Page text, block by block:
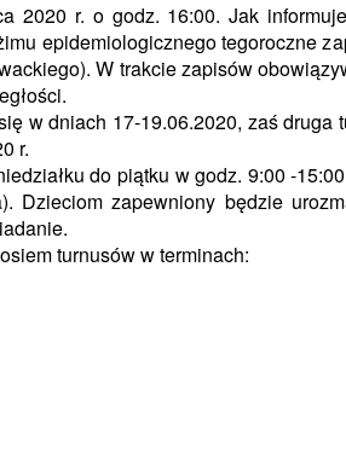
2020 r. o godz. 16:00. Jak
epidemiologicznego tegoroczne
W trakcie zapisów
w dniach 17-19.06.2020, zaś
r.
do piątku w godz. 9:00 -
Dzieciom zapewniony będzie
turnusów w terminach: